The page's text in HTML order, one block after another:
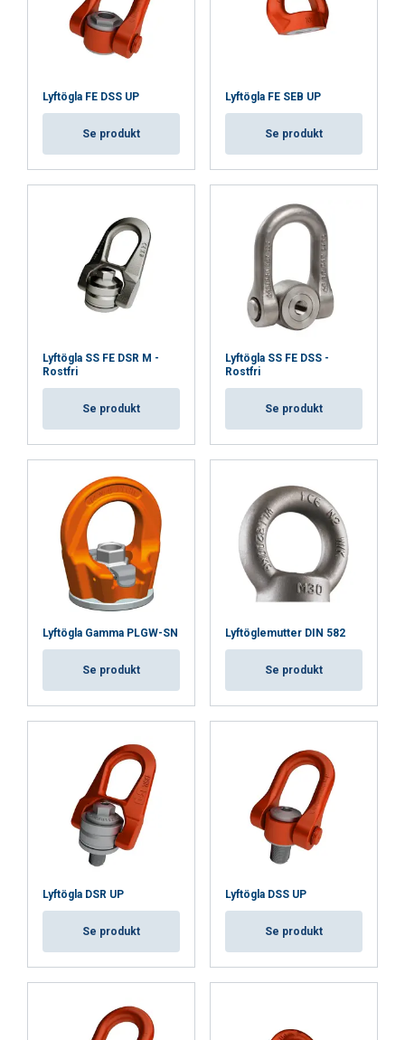
Lyftögla FE DSS UP
Se produkt
Lyftögla FE SEB UP
Se produkt
Lyftögla SS FE DSR M -
Rostfri
Se produkt
Lyftögla SS FE DSS -
Rostfri
Se produkt
Lyftögla Gamma PLGW-SN
Se produkt
Lyftöglemutter DIN 582
Se produkt
Lyftögla DSR UP
Se produkt
Lyftögla DSS UP
Se produkt